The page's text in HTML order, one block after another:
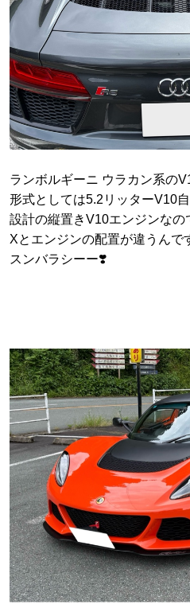
ランボルギーニ ウラカン系の
形式としては5.2リッターV10
設計の縦置きV10エンジンなの
Xとエンジンの配置が違うんで
スンバラシーー❣️